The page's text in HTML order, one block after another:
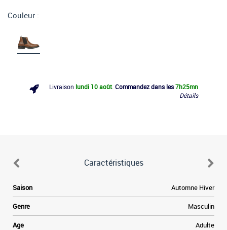
Couleur :
Livraison lundi 10 août. Commandez dans les 7h25mn
Détails
Caractéristiques
Saison Automne Hiver
Genre Masculin
Age Adulte